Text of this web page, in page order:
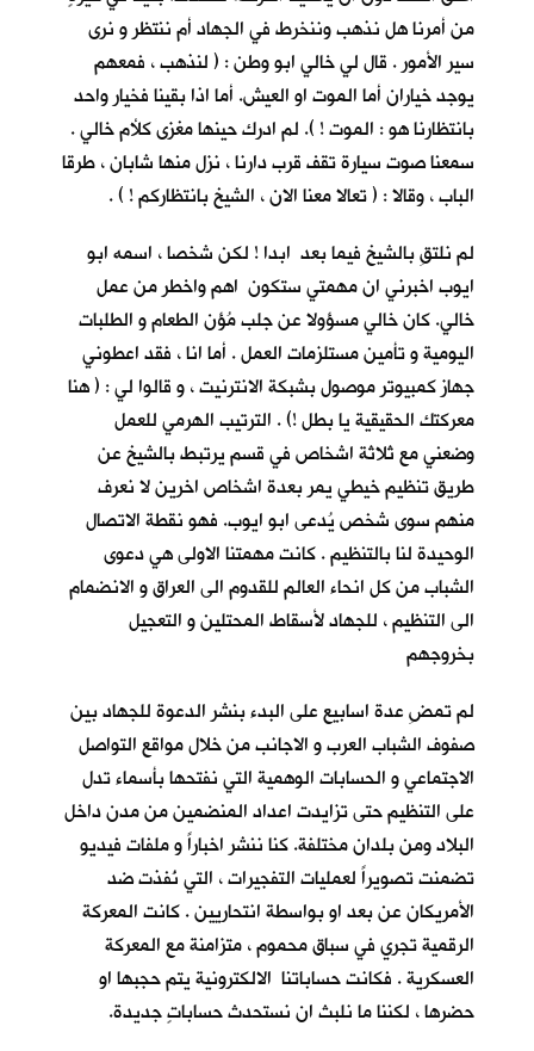
من أمرنا هل نذهب وننخرط في الجهاد أم ننتظر و نرى
سير الأمور . قال لي خالي ابو وطن : ( لنذهب ، فمعهم
يوجد خياران أما الموت او العيش. أما اذا بقينا فخيار واحد
بانتظارنا هو : الموت ! ). لم ادرك حينها مغزى كلأم خالي .
سمعنا صوت سيارة تقف قرب دارنا ، نزل منها شابان ، طرقا
الباب ، وقالا : ( تعالا معنا الان ، الشيخ بانتظاركم ! ) .
لم نلتقِ بالشيخ فيما بعد ابدا ! لكن شخصا ، اسمه ابو
ايوب اخبرني ان مهمتي ستكون اهم واخطر من عمل
خالي. كان خالي مسؤولا عن جلب مُؤن الطعام و الطلبات
اليومية و تأمين مستلزمات العمل . أما انا ، فقد اعطوني
جهاز كمبيوتر موصول بشبكة الانترنيت ، و قالوا لي : ( هنا
معركتك الحقيقية يا بطل !) . الترتيب الهرمي للعمل
وضعني مع ثلاثة اشخاص في قسم يرتبط بالشيخ عن
طريق تنظيم خيطي يمر بعدة اشخاص اخرين لا نعرف
منهم سوى شخص يُدعى ابو ايوب. فهو نقطة الاتصال
الوحيدة لنا بالتنظيم . كانت مهمتنا الاولى هي دعوى
الشباب من كل انحاء العالم للقدوم الى العراق و الانضمام
الى التنظيم ، للجهاد لأسقاط المحتلين و التعجيل
بخروجهم
لم تمضِ عدة اسابيع على البدء بنشر الدعوة للجهاد بين
صفوف الشباب العرب و الاجانب من خلال مواقع التواصل
الاجتماعي و الحسابات الوهمية التي نفتحها بأسماء تدل
على التنظيم حتى تزايدت اعداد المنضمين من مدن داخل
البلاد ومن بلدان مختلفة. كنا ننشر اخباراً و ملفات فيديو
تضمنت تصويراً لعمليات التفجيرات ، التي نُفذت ضد
الأمريكان عن بعد او بواسطة انتحاريين . كانت المعركة
الرقمية تجري في سباق محموم ، متزامنة مع المعركة
العسكرية . فكانت حساباتنا الالكترونية يتم حجبها او
حضرها ، لكننا ما نلبث ان نستحدث حساباتٍ جديدة.